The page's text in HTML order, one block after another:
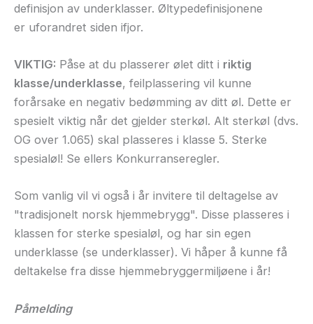
definisjon av underklasser. Øltypedefinisjonene
er uforandret siden ifjor.
VIKTIG: Påse at du plasserer ølet ditt i riktig
klasse/underklasse, feilplassering vil kunne
forårsake en negativ bedømming av ditt øl. Dette er
spesielt viktig når det gjelder sterkøl. Alt sterkøl (dvs.
OG over 1.065) skal plasseres i klasse 5. Sterke
spesialøl! Se ellers Konkurranseregler.
Som vanlig vil vi også i år invitere til deltagelse av
"tradisjonelt norsk hjemmebrygg". Disse plasseres i
klassen for sterke spesialøl, og har sin egen
underklasse (se underklasser). Vi håper å kunne få
deltakelse fra disse hjemmebryggermiljøene i år!
Påmelding